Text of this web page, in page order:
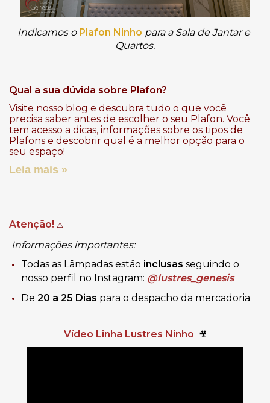
Indicamos o Plafon Ninho para a Sala de Jantar e
Quartos.
Qual a sua dúvida sobre Plafon?
Visite nosso blog e descubra tudo o que você
precisa saber antes de escolher o seu Plafon. Você
tem acesso a dicas, informações sobre os tipos de
Plafons e descobrir qual é a melhor opção para o
seu espaço!
Leia mais »
Atenção! ⚠️
Informações importantes:
Todas as Lâmpadas estão inclusas seguindo o
nosso perfil no Instagram: @lustres_genesis
De 20 a 25 Dias para o despacho da mercadoria
Vídeo Linha Lustres Ninho 🎥